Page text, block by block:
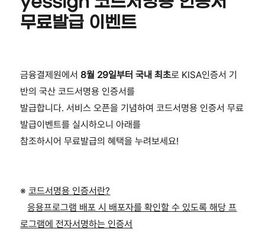
무료발급 이벤트
금융결제원에서8월 29일부터국내 최초로 KISA인증서 기
반의 국산 코드서명용 인증서를
발급합니다. 서비스 오픈을 기념하여 코드서명용 인증서 무료
발급이벤트를 실시하오니 아래를
참조하시어 무료발급의 혜택을 누려보세요!
※코드서명용 인증서란?
응용프로그램 배포 시 배포자를 확인할 수 있도록 해당 프
로그램에 전자서명하는 인증서